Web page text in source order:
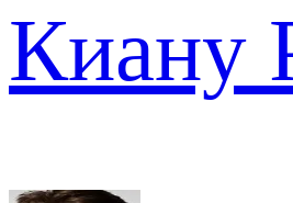
Киану